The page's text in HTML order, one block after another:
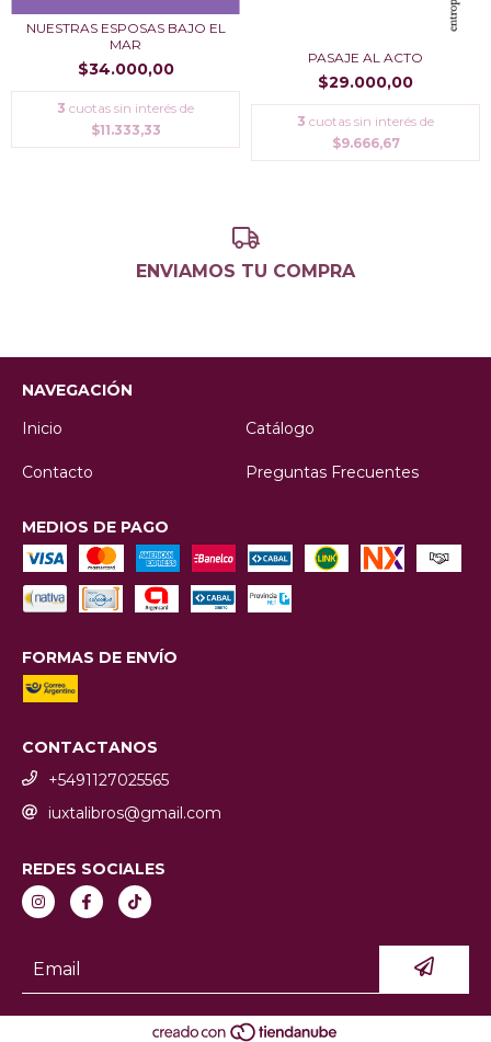
NUESTRAS ESPOSAS BAJO EL
MAR
$34.000,00
3 cuotas sin interés de
$11.333,33
PASAJE AL ACTO
$29.000,00
3 cuotas sin interés de
$9.666,67
ENVIAMOS TU COMPRA
NAVEGACIÓN
Inicio
Catálogo
Contacto Preguntas Frecuentes
MEDIOS DE PAGO
FORMAS DE ENVÍO
CONTACTANOS
+5491127025565
iuxtalibros@gmail.com
REDES SOCIALES